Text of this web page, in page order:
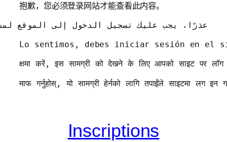
抱歉，您必须登录网站才能查看此内容。
عذرًا، يجب عليك تسجيل الدخول إلى الموقع
माफ गर्नुहोस्, यो सामग्री हेर्नको लागि तपाईंले साइटमा लग इन
Inscriptions